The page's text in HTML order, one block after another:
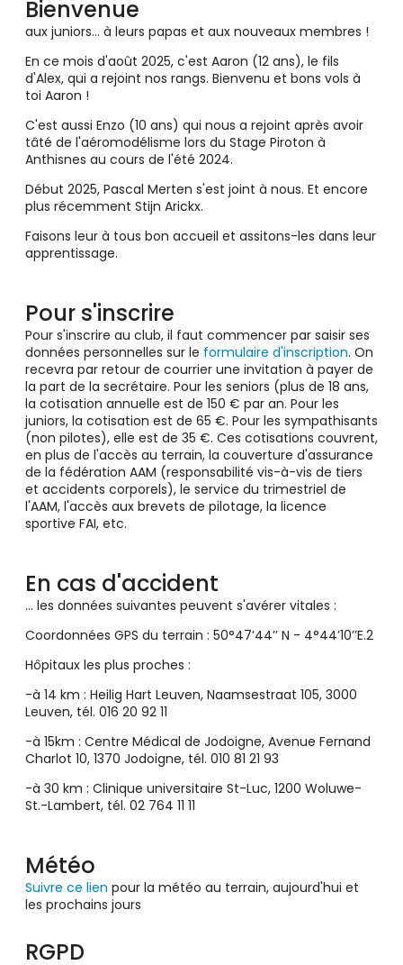
Bienvenue
aux juniors... à leurs papas et aux nouveaux membres !
En ce mois d'août 2025, c'est Aaron (12 ans), le fils
d'Alex, qui a rejoint nos rangs. Bienvenu et bons vols à
toi Aaron !
C'est aussi Enzo (10 ans) qui nous a rejoint après avoir
tâté de l'aéromodélisme lors du Stage Piroton à
Anthisnes au cours de l'été 2024.
Début 2025, Pascal Merten s'est joint à nous. Et encore
plus récemment Stijn Arickx.
Faisons leur à tous bon accueil et assitons-les dans leur
apprentissage.
Pour s'inscrire
Pour s'inscrire au club, il faut commencer par saisir ses
données personnelles sur le formulaire d'inscription. On
recevra par retour de courrier une invitation à payer de
la part de la secrétaire. Pour les seniors (plus de 18 ans,
la cotisation annuelle est de 150 € par an. Pour les
juniors, la cotisation est de 65 €. Pour les sympathisants
(non pilotes), elle est de 35 €. Ces cotisations couvrent,
en plus de l'accès au terrain, la couverture d'assurance
de la fédération AAM (responsabilité vis-à-vis de tiers
et accidents corporels), le service du trimestriel de
l'AAM, l'accès aux brevets de pilotage, la licence
sportive FAI, etc.
En cas d'accident
... les données suivantes peuvent s'avérer vitales :
Coordonnées GPS du terrain : 50°47’44’’ N - 4°44’10’’E.2
Hôpitaux les plus proches :
-à 14 km : Heilig Hart Leuven, Naamsestraat 105, 3000
Leuven, tél. 016 20 92 11
-à 15km : Centre Médical de Jodoigne, Avenue Fernand
Charlot 10, 1370 Jodoigne, tél. 010 81 21 93
-à 30 km : Clinique universitaire St-Luc, 1200 Woluwe-
St.-Lambert, tél. 02 764 11 11
Météo
Suivre ce lien pour la météo au terrain, aujourd'hui et
les prochains jours
RGPD